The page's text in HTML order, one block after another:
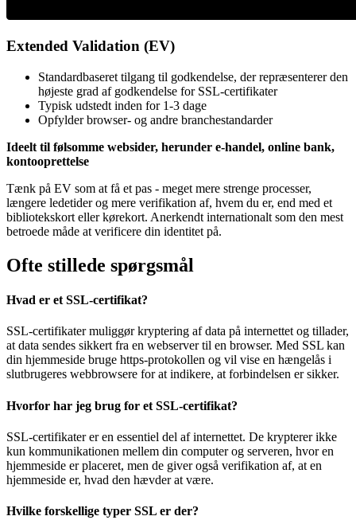
Extended Validation (EV)
Standardbaseret tilgang til godkendelse, der repræsenterer den
højeste grad af godkendelse for SSL-certifikater
Typisk udstedt inden for 1-3 dage
Opfylder browser- og andre branchestandarder
Ideelt til følsomme websider, herunder e-handel, online bank,
kontooprettelse
Tænk på EV som at få et pas - meget mere strenge processer,
længere ledetider og mere verifikation af, hvem du er, end med et
bibliotekskort eller kørekort. Anerkendt internationalt som den mest
betroede måde at verificere din identitet på.
Ofte stillede spørgsmål
Hvad er et SSL-certifikat?
SSL-certifikater muliggør kryptering af data på internettet og tillader,
at data sendes sikkert fra en webserver til en browser. Med SSL kan
din hjemmeside bruge https-protokollen og vil vise en hængelås i
slutbrugeres webbrowsere for at indikere, at forbindelsen er sikker.
Hvorfor har jeg brug for et SSL-certifikat?
SSL-certifikater er en essentiel del af internettet. De krypterer ikke
kun kommunikationen mellem din computer og serveren, hvor en
hjemmeside er placeret, men de giver også verifikation af, at en
hjemmeside er, hvad den hævder at være.
Hvilke forskellige typer SSL er der?